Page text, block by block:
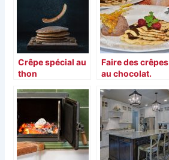
Crêpe spécial au
thon
Faire des crêpes
au chocolat.